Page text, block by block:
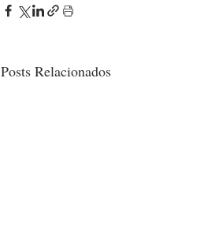
Posts Relacionados